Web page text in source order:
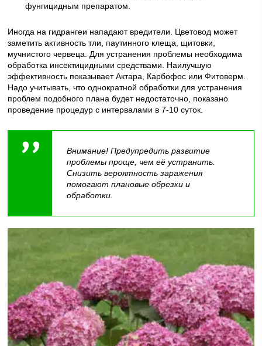
фунгицидным препаратом.
Иногда на гидрангеи нападают вредители. Цветовод может
заметить активность тли, паутинного клеща, щитовки,
мучнистого червеца. Для устранения проблемы необходима
обработка инсектицидными средствами. Наилучшую
эффективность показывает Актара, Карбофос или Фитоверм.
Надо учитывать, что однократной обработки для устранения
проблем подобного плана будет недостаточно, показано
проведение процедур с интервалами в 7-10 суток.
Внимание! Предупредить развитие
проблемы проще, чем её устранить.
Снизить вероятность заражения
помогают плановые обрезки и
обработки.